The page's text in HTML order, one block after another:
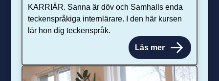
KARRIÄR. Sanna är döv och Samhalls enda
teckenspråkiga internlärare. I den här kursen
lär hon dig teckenspråk.
Läs mer